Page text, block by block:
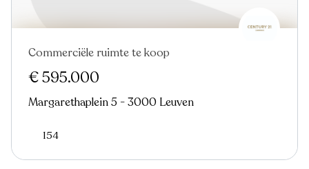
Commerciële ruimte te koop
€ 595.000
Margarethaplein 5 - 3000 Leuven
154